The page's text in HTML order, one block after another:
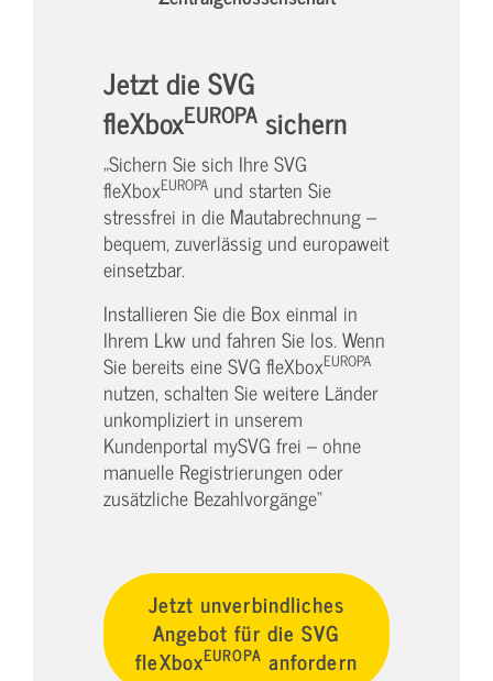
Jetzt die SVG
fleXboxEUROPA sichern
„Sichern Sie sich Ihre SVG
fleXboxEUROPA und starten Sie
stressfrei in die Mautabrechnung –
bequem, zuverlässig und europaweit
einsetzbar.
Installieren Sie die Box einmal in
Ihrem Lkw und fahren Sie los. Wenn
Sie bereits eine SVG fleXboxEUROPA
nutzen, schalten Sie weitere Länder
unkompliziert in unserem
Kundenportal mySVG frei – ohne
manuelle Registrierungen oder
zusätzliche Bezahlvorgänge“
Jetzt unverbindliches
Angebot für die SVG
fleXboxEUROPA anfordern